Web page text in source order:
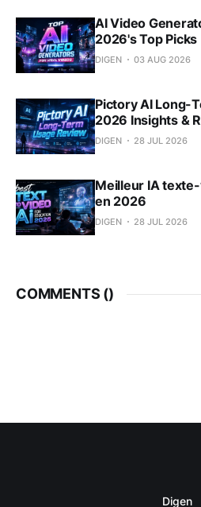
AI Video
2026's Top Picks
DIGEN 03 AUG 2026
Pictory AI Long-
2026 Insights &
DIGEN 28 JUL 2026
Meilleur IA
en 2026
DIGEN 28 JUL 2026
COMMENTS ()
Digen